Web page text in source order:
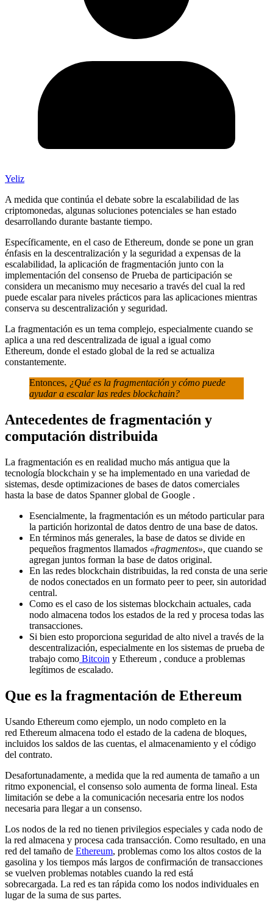
Yeliz
A medida que continúa el debate sobre la escalabilidad de las
criptomonedas, algunas soluciones potenciales se han estado
desarrollando durante bastante tiempo.
Específicamente, en el caso de Ethereum, donde se pone un gran
énfasis en la descentralización y la seguridad a expensas de la
escalabilidad, la aplicación de fragmentación junto con la
implementación del consenso de Prueba de participación se
considera un mecanismo muy necesario a través del cual la red
puede escalar para niveles prácticos para las aplicaciones mientras
conserva su descentralización y seguridad.
La fragmentación es un tema complejo, especialmente cuando se
aplica a una red descentralizada de igual a igual como
Ethereum, donde el estado global de la red se actualiza
constantemente.
Entonces, ¿Qué es la fragmentación y cómo puede
ayudar a escalar las redes blockchain?
Antecedentes de fragmentación y
computación distribuida
La fragmentación es en realidad mucho más antigua que la
tecnología blockchain y se ha implementado en una variedad de
sistemas, desde optimizaciones de bases de datos comerciales
hasta la base de datos Spanner global de Google .
Esencialmente, la fragmentación es un método particular para
la partición horizontal de datos dentro de una base de datos.
En términos más generales, la base de datos se divide en
pequeños fragmentos llamados «fragmentos», que cuando se
agregan juntos forman la base de datos original.
En las redes blockchain distribuidas, la red consta de una serie
de nodos conectados en un formato peer to peer, sin autoridad
central.
Como es el caso de los sistemas blockchain actuales, cada
nodo almacena todos los estados de la red y procesa todas las
transacciones.
Si bien esto proporciona seguridad de alto nivel a través de la
descentralización, especialmente en los sistemas de prueba de
trabajo como Bitcoin y Ethereum , conduce a problemas
legítimos de escalado.
Que es la fragmentación de Ethereum
Usando Ethereum como ejemplo, un nodo completo en la
red Ethereum almacena todo el estado de la cadena de bloques,
incluidos los saldos de las cuentas, el almacenamiento y el código
del contrato.
Desafortunadamente, a medida que la red aumenta de tamaño a un
ritmo exponencial, el consenso solo aumenta de forma lineal. Esta
limitación se debe a la comunicación necesaria entre los nodos
necesaria para llegar a un consenso.
Los nodos de la red no tienen privilegios especiales y cada nodo de
la red almacena y procesa cada transacción. Como resultado, en una
red del tamaño de Ethereum, problemas como los altos costos de la
gasolina y los tiempos más largos de confirmación de transacciones
se vuelven problemas notables cuando la red está
sobrecargada. La red es tan rápida como los nodos individuales en
lugar de la suma de sus partes.